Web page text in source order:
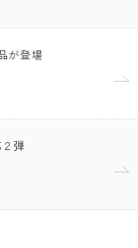
が登場
２弾